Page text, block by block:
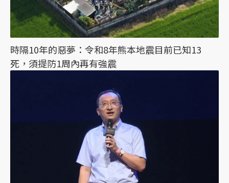
時隔10年的惡夢：令和8年熊本地震目前已知13
死，須提防1周內再有強震